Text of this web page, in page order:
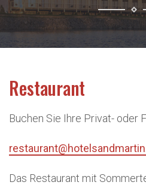
Restaurant
Buchen Sie Ihre Privat- oder
Das Restaurant mit